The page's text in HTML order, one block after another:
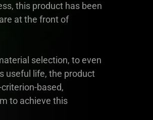
this product has been
at the front of
selection, to even
useful life, the product
based,
to achieve this